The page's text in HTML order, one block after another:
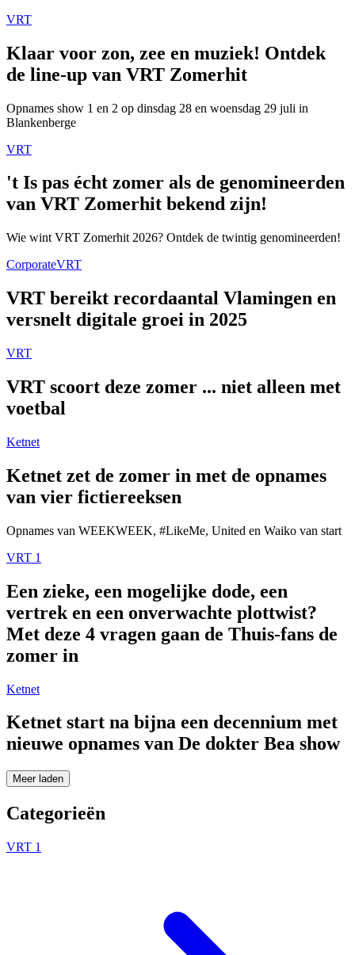
VRT
Klaar voor zon, zee en muziek! Ontdek
de line-up van VRT Zomerhit
Opnames show 1 en 2 op dinsdag 28 en woensdag 29 juli in
Blankenberge
VRT
't Is pas écht zomer als de genomineerden
van VRT Zomerhit bekend zijn!
Wie wint VRT Zomerhit 2026? Ontdek de twintig genomineerden!
CorporateVRT
VRT bereikt recordaantal Vlamingen en
versnelt digitale groei in 2025
VRT
VRT scoort deze zomer ... niet alleen met
voetbal
Ketnet
Ketnet zet de zomer in met de opnames
van vier fictiereeksen
Opnames van WEEKWEEK, #LikeMe, United en Waiko van start
VRT 1
Een zieke, een mogelijke dode, een
vertrek en een onverwachte plottwist?
Met deze 4 vragen gaan de Thuis-fans de
zomer in
Ketnet
Ketnet start na bijna een decennium met
nieuwe opnames van De dokter Bea show
Meer laden
Categorieën
VRT 1